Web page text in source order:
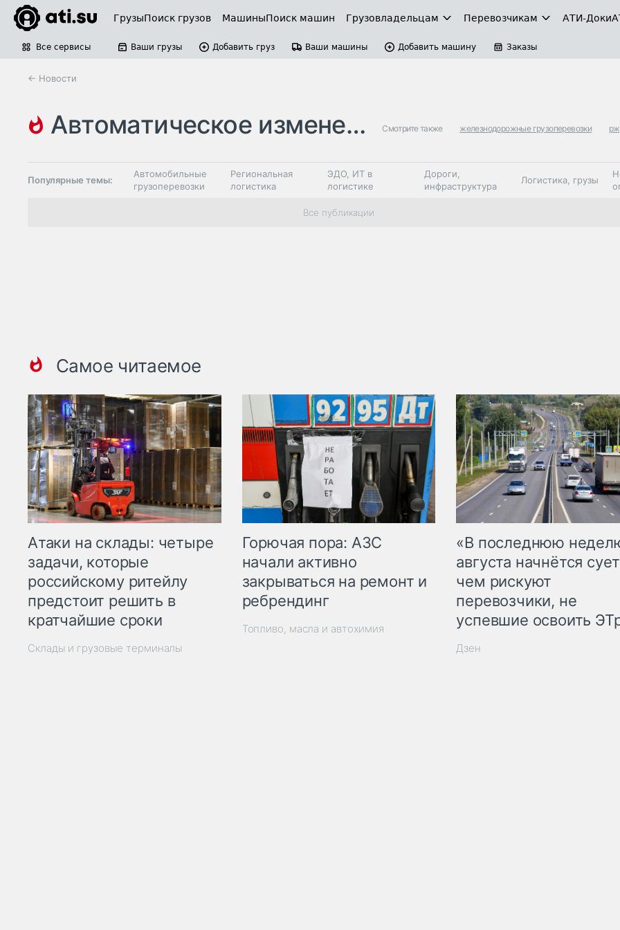
ГрузыПоиск грузов МашиныПоиск машин Грузовладельцам Перевозчикам АТИ-Доки
Все сервисы Ваши грузы Добавить груз Ваши машины Добавить машину Заказы
← Новости
автоматическое изменение шири… Смотрите также железнодорожные грузоперевозки
тальго
Популярные темы:
Автомобильные
грузоперевозки
Региональная
логистика
ЭДО, ИТ в
логистике
Дороги,
инфраструктура
Логистика, грузы
Коммерческий
транспорт
Все публикации
Самое читаемое
Атаки на склады: четыре
задачи, которые
российскому ритейлу
предстоит решить в
кратчайшие сроки
Склады и грузовые терминалы
Горючая пора: АЗС
начали активно
закрываться на ремонт и
ребрендинг
Топливо, масла и автохимия
«В последнюю
августа начнётся
чем рискуют
перевозчики, не
успевшие освоить
Дзен